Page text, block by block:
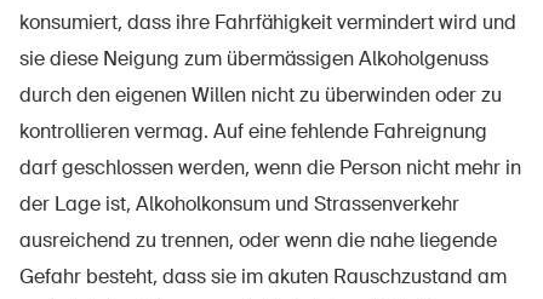
konsumiert, dass ihre Fahrfähigkeit vermindert wird und
sie diese Neigung zum übermässigen Alkoholgenuss
durch den eigenen Willen nicht zu überwinden oder zu
kontrollieren vermag. Auf eine fehlende Fahreignung
darf geschlossen werden, wenn die Person nicht mehr in
der Lage ist, Alkoholkonsum und Strassenverkehr
ausreichend zu trennen, oder wenn die nahe liegende
Gefahr besteht, dass sie im akuten Rauschzustand am